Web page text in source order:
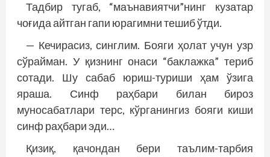
Тадбир тугаб, “маънавиятчи”нинг кузатар
чоғида айтган гапи юрагимни тешиб ўтди.
— Кечирасиз, синглим. Бояги ҳолат учун узр
сўрайман. У қизнинг онаси “баклажка” териб
сотади. Шу сабаб юриш-туриши ҳам ўзига
яраша. Синф раҳбари билан бироз
муносабатлари терс, кўрганингиз бояги киши
синф раҳбари эди…
Қизиқ, қачондан бери таълим-тарбия